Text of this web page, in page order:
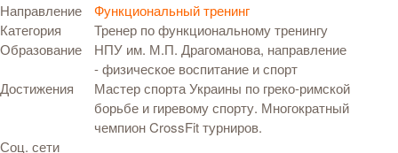
Направление
Функциональный тренинг
Категория
Тренер по функциональному тренингу
Образование
НПУ им. М.П. Драгоманова, направление
- физическое воспитание и спорт
Достижения
Мастер спорта Украины по греко-римской
борьбе и гиревому спорту. Многократный
чемпион CrossFit турниров.
Соц. сети